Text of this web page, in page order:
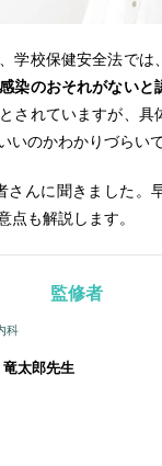
学校保健安全法では
染のおそれがないと
されていますが、具
いのかわかりづらい
さんに聞きました。
点も解説します。
監修者
科
竜太郎先生